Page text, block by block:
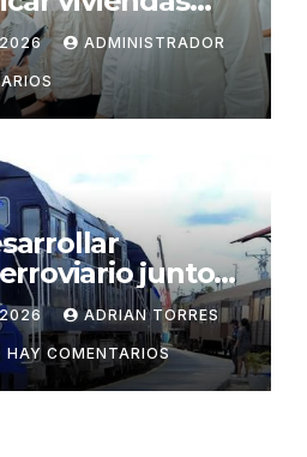
y garantizar
a
2026 ADMINISTRADOR
junto
ADRIAN TORRES
HAY COMENTARIOS